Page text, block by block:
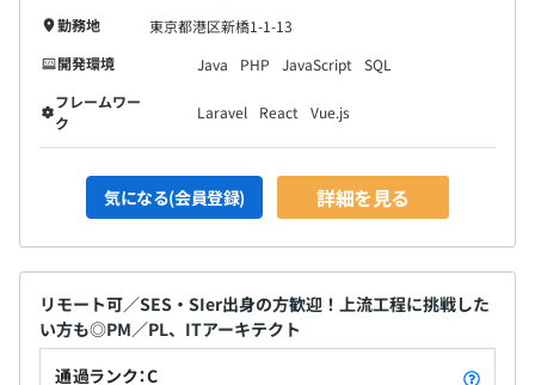
勤務地
東京都港区新橋1-1-13
開発環境
Java PHP JavaScript SQL
フレームワー
ク
Laravel React Vue.js
気になる(会員登録) 詳細を見る
リモート可／SES・SIer出身の方歓迎！上流工程に挑戦した
い方も◎PM／PL、ITアーキテクト
通過ランク：C